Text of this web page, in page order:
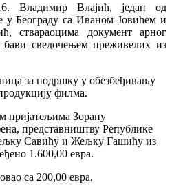
Владимир Влајић, један од
у Београду са Иваном Јовићем и
ствараоцима документ
арног
сведочењем преживелих из
за подршку у обезбеђивању
филма.
пријатељима Зорану
представништву Републике
Савићу и Жељку Гашићу из
1.600,00 евра.
са 200,00 евра.